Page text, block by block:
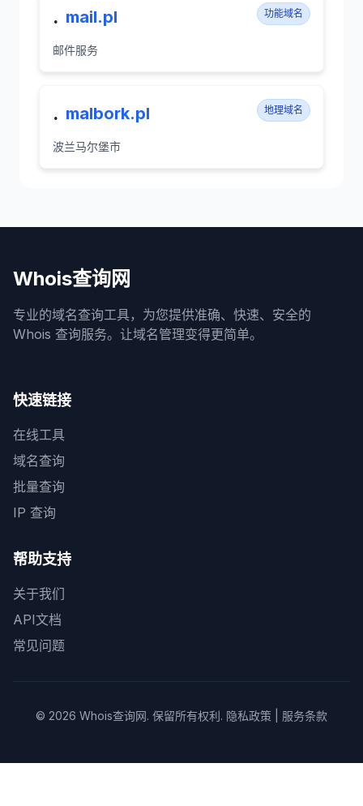
. mail.pl 功能域名
邮件服务
. malbork.pl 地理域名
波兰马尔堡市
Whois查询网
专业的域名查询工具，为您提供准确、快速、安全的
Whois 查询服务。让域名管理变得更简单。
快速链接
在线工具
域名查询
批量查询
IP 查询
帮助支持
关于我们
API文档
常见问题
© 2026 Whois查询网. 保留所有权利. 隐私政策 服务条款